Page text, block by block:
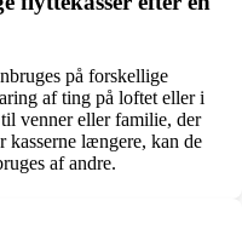
på forskellige
af ting på loftet eller i
venner eller familie, der
længere, kan de
af andre.